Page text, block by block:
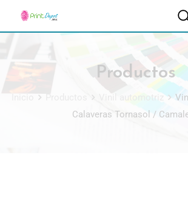
Productos
Calaveras Tornasol /